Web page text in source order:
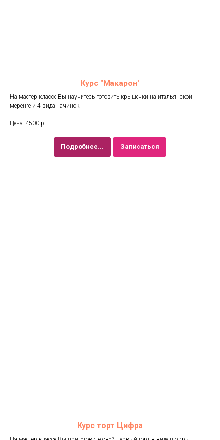
Курс "Макарон"
На мастер классе Вы научитесь готовить крышечки на итальянской
меренге и 4 вида начинок.
Цена: 4500 р
Подробнее... Записаться
Курс торт Цифра